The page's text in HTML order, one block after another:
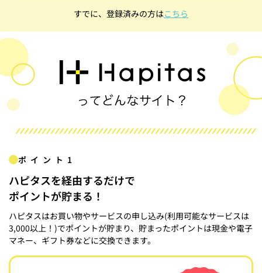
すでに、登録済みの方はこちら
ポイント1
ハピタスを経由するだけで
ポイントが貯まる！
ハピタスはお買い物やサービスの申し込み(利用可能なサービスは
3,000以上！)でポイントが貯まり、貯まったポイントは現金や電子
マネー、ギフト券などに交換できます。